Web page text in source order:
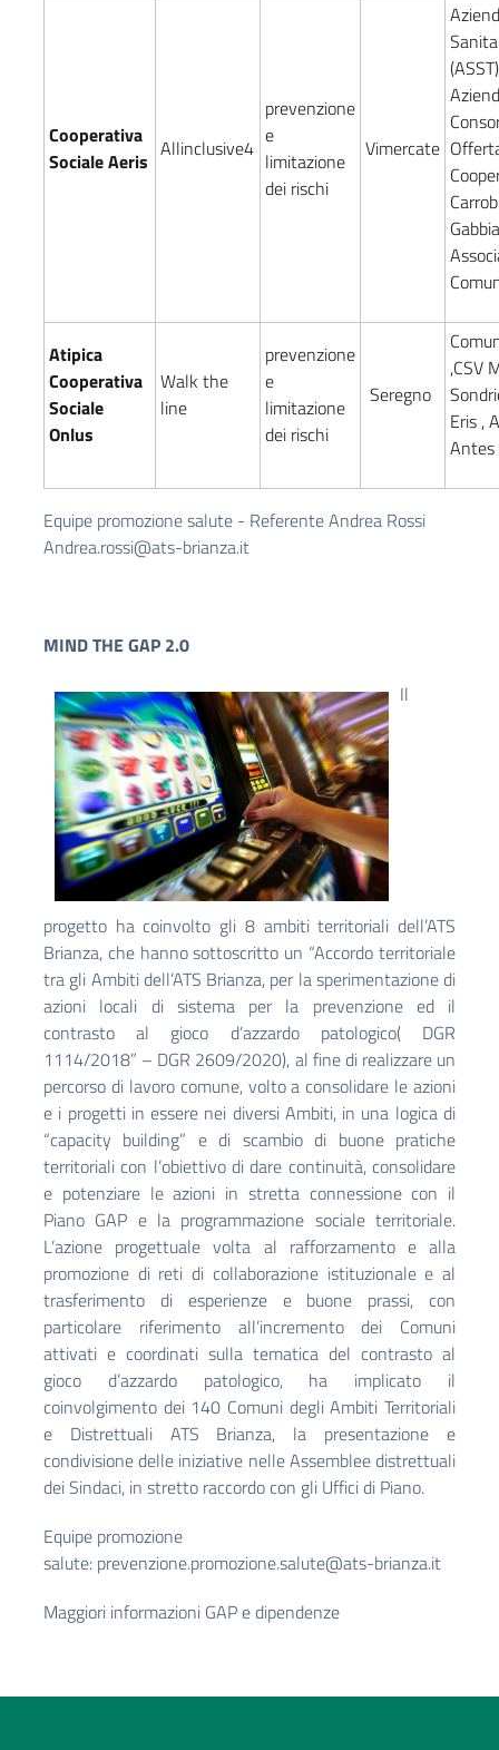
Cooperativa
Sociale Aeris Allinclusive4
prevenzione
e
limitazione
dei rischi
Vimercate
Atipica
Cooperativa
Sociale
Onlus
Walk the
line
prevenzione
e
limitazione
dei rischi
Seregno
,CSV
Eris ,
Antes
Equipe promozione salute - Referente Andrea Rossi
Andrea.rossi@ats-brianza.it
MIND THE GAP 2.0
Il
progetto ha coinvolto gli 8 ambiti territoriali dell’ATS
Brianza, che hanno sottoscritto un “Accordo territoriale
tra gli Ambiti dell’ATS Brianza, per la sperimentazione di
azioni locali di sistema per la prevenzione ed il
contrasto al gioco d’azzardo patologico( DGR
1114/2018” – DGR 2609/2020), al fine di realizzare un
percorso di lavoro comune, volto a consolidare le azioni
e i progetti in essere nei diversi Ambiti, in una logica di
“capacity building” e di scambio di buone pratiche
territoriali con l’obiettivo di dare continuità, consolidare
e potenziare le azioni in stretta connessione con il
Piano GAP e la programmazione sociale territoriale.
L’azione progettuale volta al rafforzamento e alla
promozione di reti di collaborazione istituzionale e al
trasferimento di esperienze e buone prassi, con
particolare riferimento all’incremento dei Comuni
attivati e coordinati sulla tematica del contrasto al
gioco d’azzardo patologico, ha implicato il
coinvolgimento dei 140 Comuni degli Ambiti Territoriali
e Distrettuali ATS Brianza, la presentazione e
condivisione delle iniziative nelle Assemblee distrettuali
dei Sindaci, in stretto raccordo con gli Uffici di Piano.
Equipe promozione
salute: prevenzione.promozione.salute@ats-brianza.it
Maggiori informazioni GAP e dipendenze